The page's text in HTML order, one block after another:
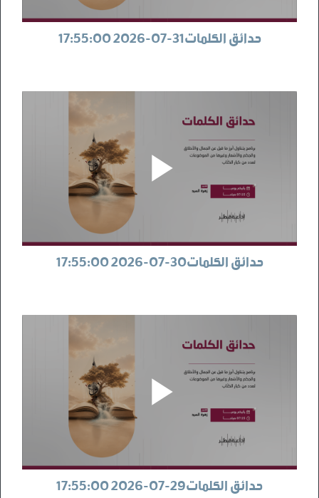
حدائق الكلمات31-07-2026 17:55:00
حدائق الكلمات30-07-2026 17:55:00
حدائق الكلمات29-07-2026 17:55:00